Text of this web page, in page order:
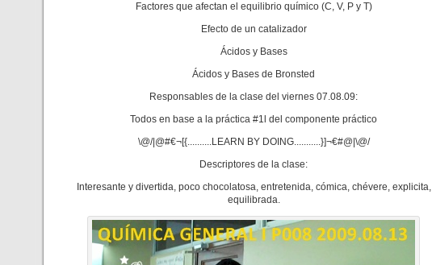
Factores que afectan el equilibrio químico (C, V, P y T)
Efecto de un catalizador
Ácidos y Bases
Ácidos y Bases de Bronsted
Responsables de la clase del viernes 07.08.09:
Todos en base a la práctica #1l del componente práctico
\@/|@#€¬[{..........LEARN BY DOING...........}]¬€#@|\@/
Descriptores de la clase:
Interesante y divertida, poco chocolatosa, entretenida, cómica, chévere, explicita,
equilibrada.